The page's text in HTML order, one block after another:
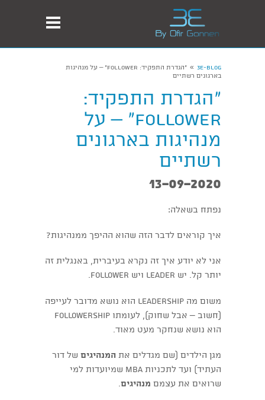
3E-Blog
»
"הגדרת התפקיד: Follower" – על מנהיגות
בארגונים רשתיים
"הגדרת התפקיד:
Follower" – על
מנהיגות בארגונים
רשתיים
13-09-2020
נפתח בשאלה:
איך קוראים לדבר הזה שהוא ההיפך ממנהיגות?
אני לא יודע איך זה נקרא בעיברית, באנגלית זה
יותר קל. יש leader ויש follower.
משום מה leadership הוא נושא מדובר לעייפה
(חשוב – אבל שחוק), לעומתו followership
הוא נושא שנחקר מעט מאוד.
מגן הילדים (שם מגדלים את המנהיגים של דור
העתיד) ועד לתכניות MBA שמיועדות למי
שרואים את עצמם מנהיגים.